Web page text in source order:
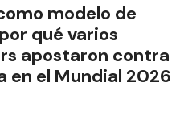
modelo de
qué varios
apostaron contra
en el Mundial 2026